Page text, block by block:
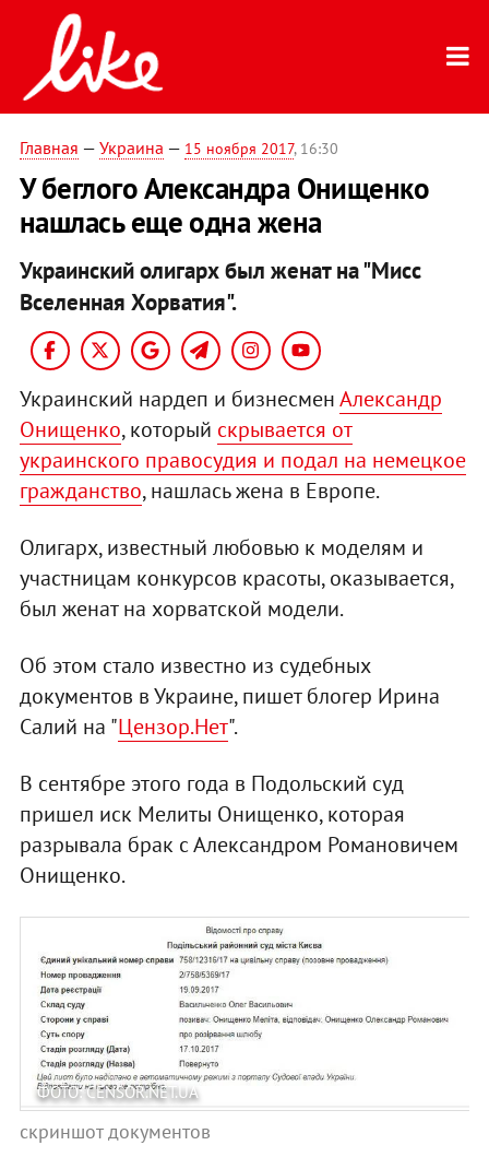
Главная — Украина — 15 ноября 2017, 16:30
У беглого Александра Онищенко
нашлась еще одна жена
Украинский олигарх был женат на "Мисс
Вселенная Хорватия".
Украинский нардеп и бизнесменАлександр
Онищенко, который скрывается от
украинского правосудия и подал на немецкое
гражданство, нашлась жена в Европе.
Олигарх, известный любовью к моделям и
участницам конкурсов красоты, оказывается,
был женат на хорватской модели.
Об этом стало известно из судебных
документов в Украине, пишет блогер Ирина
Салий на "Цензор.Нет".
В сентябре этого года в Подольский суд
пришел иск Мелиты Онищенко, которая
разрывала брак с Александром Романовичем
Онищенко.
ФОТО: CENSOR.NET.UA
скриншот документов